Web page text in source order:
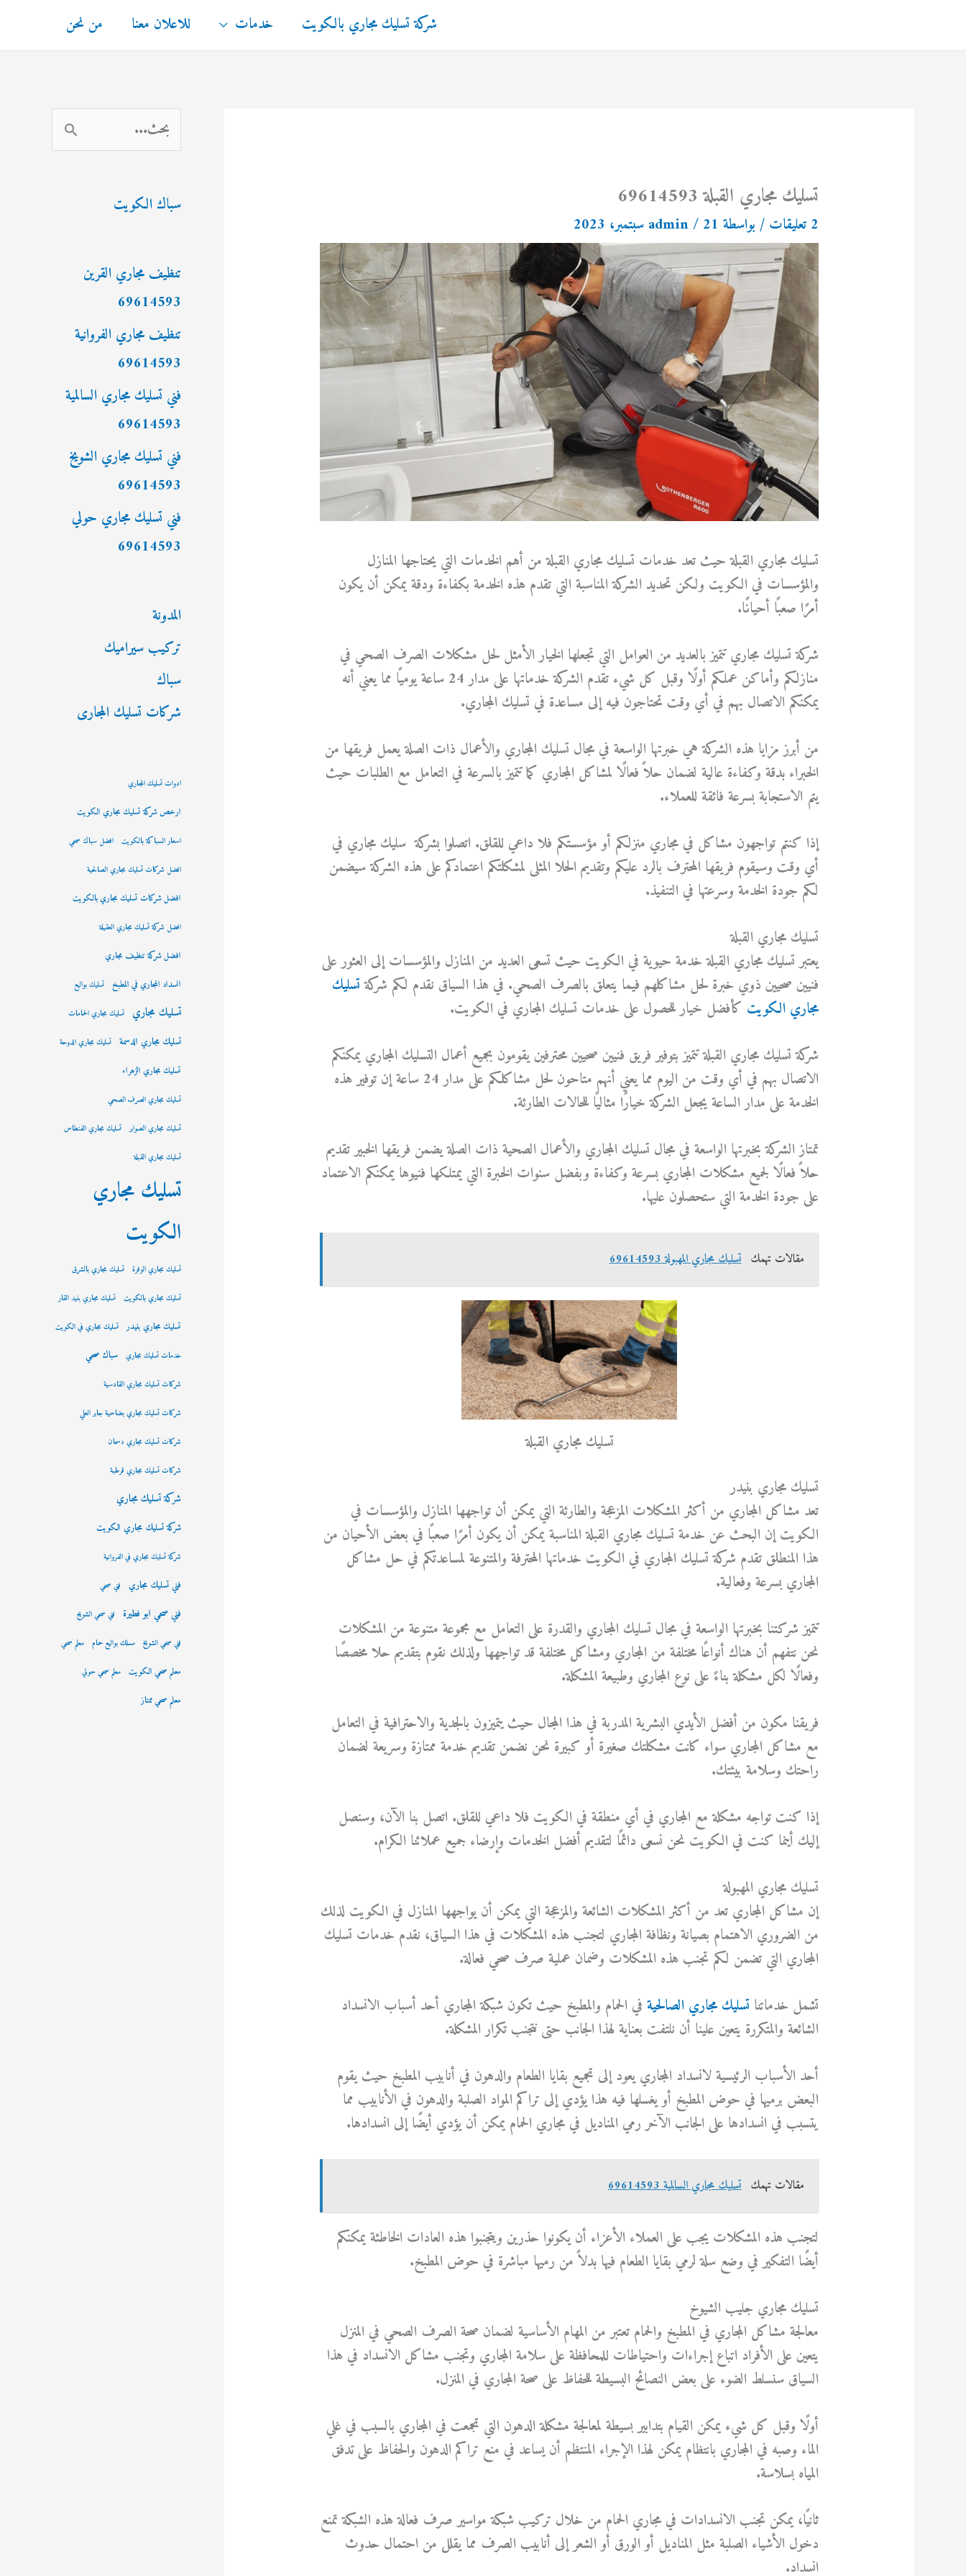
المحتوى
شركة تسليك مجاري بالكويت خدمات للاعلان معنا من نحن
تسليك مجاري القبلة 69614593
2 تعليقات / بواسطة admin/ 21 سبتمبر، 2023
تسليك مجاري القبلة حيث تعد خدمات تسليك مجاري القبلة من أهم الخدمات التي يحتاجها المنازل
والمؤسسات في الكويت ولكن تحديد الشركة المناسبة التي تقدم هذه الخدمة بكفاءة ودقة يمكن أن يكون
أمرًا صعبًا أحيانًا.
شركة تسليك مجاري تتميز بالعديد من العوامل التي تجعلها الخيار الأمثل لحل مشكلات الصرف الصحي في
منازلكم وأماكن عملكم أولًا وقبل كل شيء تقدم الشركة خدماتها على مدار 24 ساعة يوميًا مما يعني أنه
يمكنكم الاتصال بهم في أي وقت تحتاجون فيه إلى مساعدة في تسليك المجاري.
من أبرز مزايا هذه الشركة هي خبرتها الواسعة في مجال تسليك المجاري والأعمال ذات الصلة يعمل فريقها من
الخبراء بدقة وكفاءة عالية لضمان حلاً فعالًا لمشاكل المجاري كما تتميز بالسرعة في التعامل مع الطلبات حيث
يتم الاستجابة بسرعة فائقة للعملاء.
إذا كنتم تواجهون مشاكل في مجاري منزلكم أو مؤسستكم فلا داعي للقلق. اتصلوا بشركة سليك مجاري في
أي وقت وسيقوم فريقها المحترف بالرد عليكم وتقديم الحلا المثلى لمشكلتكم اعتمادكم على هذه الشركة سيضمن
لكم جودة الخدمة وسرعتها في التنفيذ.
تسليك مجاري القبلة
يعتبر تسليك مجاري القبلة خدمة حيوية في الكويت حيث تسعى العديد من المنازل والمؤسسات إلى العثور على
فنيين صحيين ذوي خبرة لحل مشاكلهم فيما يتعلق بالصرف الصحي. في هذا السياق نقدم لكم شركةتسليك
مجاري الكويت كأفضل خيار للحصول على خدمات تسليك المجاري في الكويت.
شركة تسليك مجاري القبلة تتميز بتوفير فريق فنيين صحيين محترفين يقومون بجميع أعمال التسليك المجاري يمكنكم
الاتصال بهم في أي وقت من اليوم مما يعني أنهم متاحون لحل مشاكلكم على مدار 24 ساعة إن توفير هذه
الخدمة على مدار الساعة يجعل الشركة خيارًا مثاليًا للحالات الطارئة.
تمتاز الشركة بخبرتها الواسعة في مجال تسليك المجاري والأعمال الصحية ذات الصلة يضمن فريقها الخبير تقديم
حلاً فعالًا لجميع مشكلات المجاري بسرعة وكفاءة وبفضل سنوات الخبرة التي يمتلكها فنيوها يمكنكم الاعتماد
على جودة الخدمة التي ستحصلون عليها.
مقالات تهمك تسليك مجاري المهبولة 69614593
تسليك مجاري القبلة
تسليك مجاري بنيدر
تعد مشاكل المجاري من أكثر المشكلات المزعجة والطارئة التي يمكن أن تواجهها المنازل والمؤسسات في
الكويت إن البحث عن خدمة تسليك مجاري القبلة المناسبة يمكن أن يكون أمرًا صعبًا في بعض الأحيان من
هذا المنطلق تقدم شركة تسليك المجاري في الكويت خدماتها المحترفة والمتنوعة لمساعدتكم في حل مشاكل
المجاري بسرعة وفعالية.
تتميز شركتنا بخبرتها الواسعة في مجال تسليك المجاري والقدرة على التعامل مع مجموعة متنوعة من المشكلات
نحن نتفهم أن هناك أنواعًا مختلفة من المجاري ومشاكل مختلفة قد تواجهها ولذلك نقوم بتقديم حلا مخصصًا
وفعالًا لكل مشكلة بناءً على نوع المجاري وطبيعة المشكلة.
فريقنا مكون من أفضل الأيدي البشرية المدربة في هذا المجال حيث يتميزون بالجدية والاحترافية في التعامل
مع مشاكل المجاري سواء كانت مشكلتك صغيرة أو كبيرة نحن نضمن تقديم خدمة ممتازة وسريعة لضمان
راحتك وسلامة بيئتك.
إذا كنت تواجه مشكلة مع المجاري في أي منطقة في الكويت فلا داعي للقلق. اتصل بنا الآن، وسنصل
إليك أينما كنت في الكويت نحن نسعى دائمًا لتقديم أفضل الخدمات وإرضاء جميع عملائنا الكرام.
تسليك مجاري المهبولة
إن مشاكل المجاري تعد من أكثر المشكلات الشائعة والمزعجة التي يمكن أن يواجهها المنازل في الكويت لذلك
من الضروري الاهتمام بصيانة ونظافة المجاري لتجنب هذه المشكلات في هذا السياق، نقدم خدمات تسليك
المجاري التي تضمن لكم تجنب هذه المشكلات وضمان عملية صرف صحي فعالة.
تشمل خدماتنا تسليك مجاري الصالحية في الحمام والمطبخ حيث تكون شبكة المجاري أحد أسباب الانسداد
الشائعة والمتكررة يتعين علينا أن نلتفت بعناية لهذا الجانب حتى نتجنب تكرار المشكلة.
أحد الأسباب الرئيسية لانسداد المجاري يعود إلى تجميع بقايا الطعام والدهون في أنابيب المطبخ حيث يقوم
البعض برميها في حوض المطبخ أو يغسلها فيه هذا يؤدي إلى تراكم المواد الصلبة والدهون في الأنابيب مما
يتسبب في انسدادها على الجانب الآخر رمي المناديل في مجاري الحمام يمكن أن يؤدي أيضًا إلى انسدادها.
مقالات تهمك تسليك مجاري السالمية 69614593
لتجنب هذه المشكلات يجب على العملاء الأعزاء أن يكونوا حذرين ويتجنبوا هذه العادات الخاطئة يمكنكم
أيضًا التفكير في وضع سلة لرمي بقايا الطعام فيها بدلاً من رميها مباشرة في حوض المطبخ.
تسليك مجاري جليب الشيوخ
معالجة مشاكل المجاري في المطبخ والحمام تعتبر من المهام الأساسية لضمان صحة الصرف الصحي في المنزل
يتعين على الأفراد اتباع إجراءات واحتياطات للمحافظة على سلامة المجاري وتجنب مشاكل الانسداد في هذا
السياق سنسلط الضوء على بعض النصائح البسيطة للحفاظ على صحة المجاري في المنزل.
أولًا وقبل كل شيء يمكن القيام بتدابير بسيطة لمعالجة مشكلة الدهون التي تجمعت في المجاري بالسبب في غلي
الماء وصبه في المجاري بانتظام يمكن لهذا الإجراء المنتظم أن يساعد في منع تراكم الدهون والحفاظ على تدفق
المياه بسلاسة.
ثانيًا، يمكن تجنب الانسدادات في مجاري الحمام من خلال تركيب شبكة مواسير صرف فعالة هذه الشبكة تمنع
دخول الأشياء الصلبة مثل المناديل أو الورق أو الشعر إلى أنابيب الصرف مما يقلل من احتمال حدوث
انسداد.
ل
ح
ع
ن
سباك الكويت
تنظيف مجاري القرين
69614593
تنظيف مجاري الفروانية
69614593
فني تسليك مجاري السالمية
69614593
فني تسليك مجاري الشويخ
69614593
فني تسليك مجاري حولي
69614593
المدونة
تركيب سيراميك
سباك
شركات تسليك المجارى
ادوات تسليك المجاري
ارخص شركة تسليك مجاري الكويت
اسعار السباكة بالكويت افضل سباك صحي
افضل شركات تسليك مجاري الصالحية
افضل شركات تسليك مجاري بالكويت
افضل شركة تسليك مجاري العقيلة
افضل شركة تنظيف مجاري
انسداد المجاري في المطبخ تسليك بواليع
تسليك مجاري تسليك مجاري الحمامات
تسليك مجاري الدسمة تسليك مجاري الدوحة
تسليك مجاري الزهراء
تسليك مجاري الصرف الصحي
تسليك مجاري الصوابر تسليك مجاري الفنطاس
تسليك مجاري القبلة
تسليك مجاري
الكويت
تسليك مجاري الوفرة تسليك مجاري بالشرق
تسليك مجاري بالكويت تسليك مجاري بنيد القار
تسليك مجاري بنيدر تسليك مجاري في الكويت
خدمات تسليك مجاري سباك صحي
شركات تسليك مجاري القادسية
شركات تسليك مجاري بضاحية جابر العلي
شركات تسليك مجاري دسمان
شركات تسليك مجاري قرطبة
شركة تسليك مجاري
شركة تسليك مجاري الكويت
شركة تسليك مجاري في الفروانية
فني تسليك مجاري فني صحي
فني صحي ابو فطيرة فني صحي الشويح
فني صحي الشويخ مسلك بواليع حمام معلم صحي
معلم صحي الكويت معلم صحي حولي
معلم صحي ممتاز